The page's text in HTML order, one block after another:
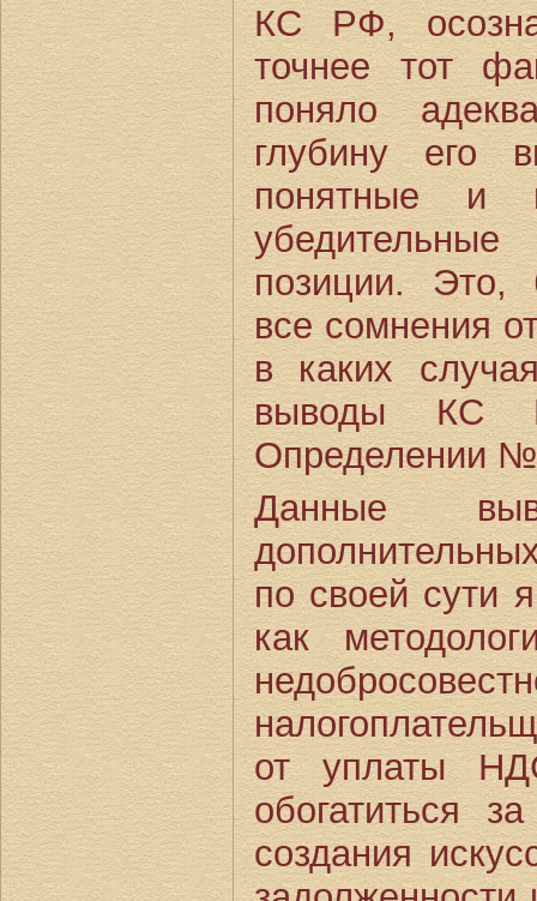
КС РФ,
точнее тот
поняло
глубину его
понятные и
позиции. Это,
все сомнения
в каких
выводы КС
Определении
Данные
по своей сути
как
от уплаты
обогатиться
создания